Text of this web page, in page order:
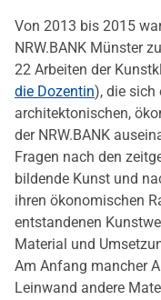
Von 2013 bis 2015
NRW.BANK Münster
22 Arbeiten der
die Dozentin), die sich
architektonischen,
der NRW.BANK
Fragen nach den
bildende Kunst und
ihren ökonomischen
entstandenen
Material und
Am Anfang mancher
Leinwand andere